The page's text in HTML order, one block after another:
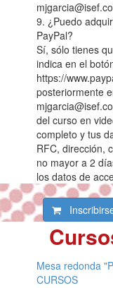
9. ¿Puedo
PayPal?
Sí, sólo tienes
indica en el
https://
posteriormente
del curso en
completo y tus
RFC, dirección,
no mayor a 2
los datos de
Mesa redonda
CURSOS